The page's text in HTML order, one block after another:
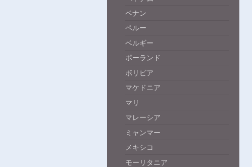
ベナン
ペルー
ベルギー
ポーランド
ボリビア
マケドニア
マリ
マレーシア
ミャンマー
メキシコ
モーリタニア